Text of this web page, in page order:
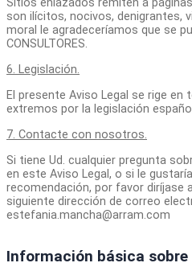
son ilícitos, nocivos, denigrantes,
moral le agradeceríamos que se
CONSULTORES.
6. Legislación.
El presente Aviso Legal se rige en
extremos por la legislación
7. Contacte con nosotros.
Si tiene Ud. cualquier pregunta
en este Aviso Legal, o si le
recomendación, por favor diríjase
siguiente dirección de correo
estefania.mancha@arram.com
Información básica